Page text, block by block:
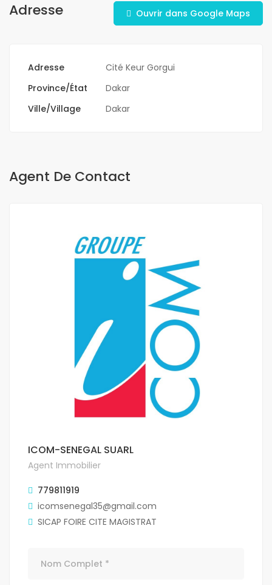
Adresse Ouvrir dans Google Maps
Adresse
Cité Keur Gorgui
Province/État
Dakar
Ville/Village
Dakar
Agent De Contact
ICOM-SENEGAL SUARL
Agent Immobilier
779811919
icomsenegal35@gmail.com
SICAP FOIRE CITE MAGISTRAT